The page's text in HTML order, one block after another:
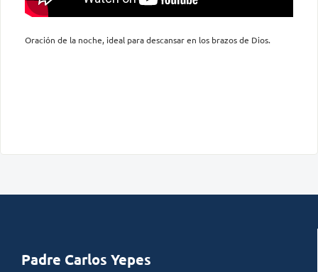
Oración de la noche, ideal para descansar en los brazos de Dios.
Padre Carlos Yepes